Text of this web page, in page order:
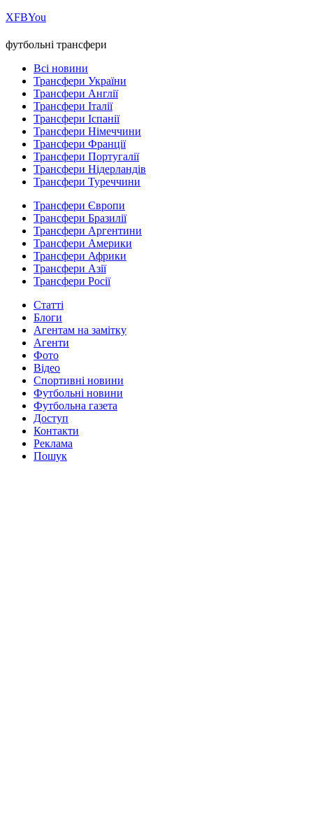
ХFBYou
футбольні трансфери
Всі новини
Трансфери України
Трансфери Англії
Трансфери Італії
Трансфери Іспанії
Трансфери Німеччини
Трансфери Франції
Трансфери Португалії
Трансфери Нідерландів
Трансфери Туреччини
Трансфери Європи
Трансфери Бразилії
Трансфери Аргентини
Трансфери Америки
Трансфери Африки
Трансфери Азії
Трансфери Росії
Статті
Блоги
Агентам на замітку
Агенти
Фото
Відео
Спортивні новини
Футбольні новини
Футбольна газета
Доступ
Контакти
Реклама
Пошук